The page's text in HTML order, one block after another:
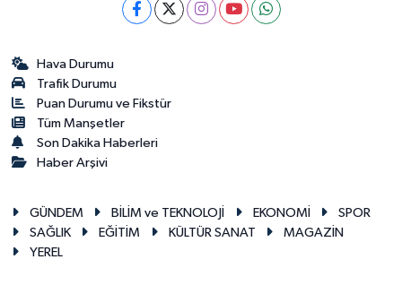
Hava Durumu
Trafik Durumu
Puan Durumu ve Fikstür
Tüm Manşetler
Son Dakika Haberleri
Haber Arşivi
GÜNDEM BİLİM ve TEKNOLOJİ EKONOMİ
SPOR
SAĞLIK
EĞİTİM KÜLTÜR SANAT
MAGAZİN
YEREL